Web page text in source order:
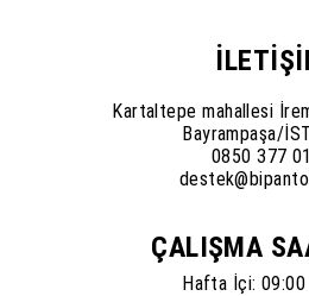
Kartaltepe mahallesi
Bayrampaşa/
0850 377
ÇALIŞMA
Hafta İçi: